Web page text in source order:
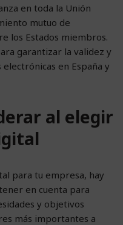
en toda la Unión
mutuo de
los Estados miembros.
garantizar la validez y
en España y
al elegir
para tu empresa, hay
en cuenta para
y objetivos
más importantes a